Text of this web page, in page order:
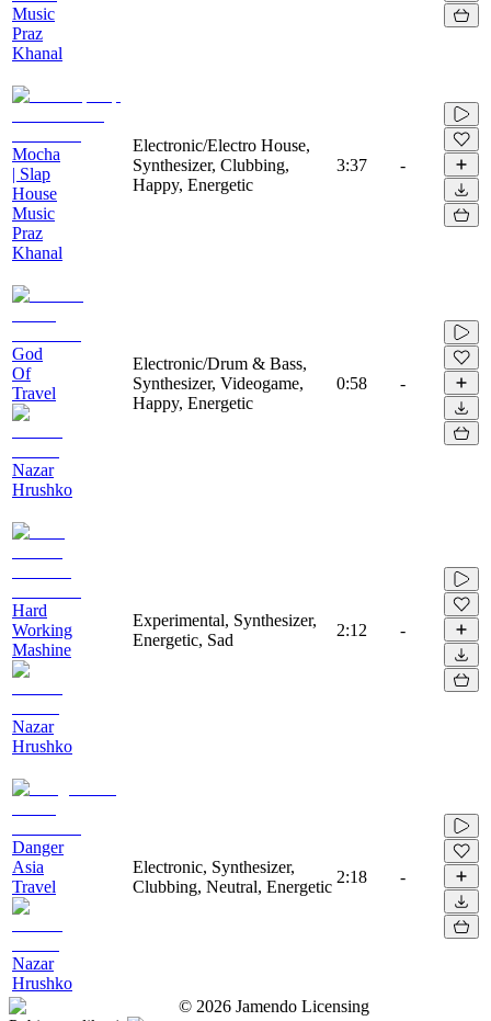
Music
Praz
Khanal
Mocha
| Slap
House
Music
Praz
Khanal
Electronic/Electro House,
Synthesizer, Clubbing,
Happy, Energetic
3:37 -
God
Of
Travel
Nazar
Hrushko
Electronic/Drum & Bass,
Synthesizer, Videogame,
Happy, Energetic
0:58 -
Hard
Working
Mashine
Nazar
Hrushko
Experimental, Synthesizer,
Energetic, Sad
2:12 -
Danger
Asia
Travel
Nazar
Hrushko
Electronic, Synthesizer,
Clubbing, Neutral, Energetic
2:18 -
© 2026 Jamendo Licensing